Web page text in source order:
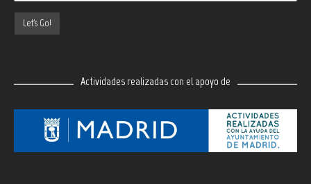
Actividades realizadas con el apoyo de